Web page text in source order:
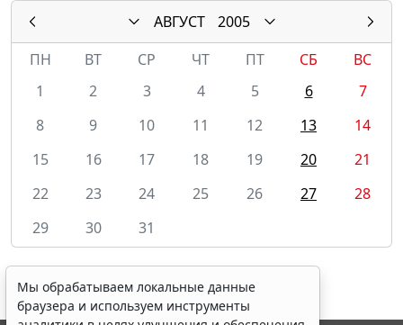
АВГУСТ
2005
ПН
ВТ СР ЧТ ПТ СБ
ВС
1
2 3 4 5 6
7
8
9 10 11 12 13
14
15
16 17 18 19 20
21
22
23 24 25 26 27
28
29
30 31
Мы обрабатываем локальные данные
браузера и используем инструменты